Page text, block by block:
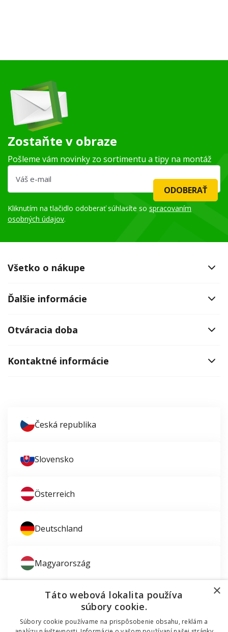
Zostaňte v obraze
Pošleme vám novinky zo sortimentu a tipy na montáž
ODOBERAŤ
Kliknutím na tlačidlo odoberať súhlasíte so spracovaním
osobných údajov.
Všetko o nákupe
Ďalšie informácie
Otváracia doba
Kontaktné informácie
Česká republika
Slovensko
Österreich
Deutschland
Magyarország
×
Táto webová lokalita používa
súbory cookie.
Súbory cookie používame na prispôsobenie obsahu, reklám a